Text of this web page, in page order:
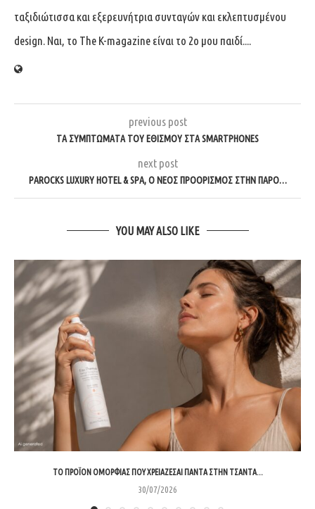
ταξιδιώτισσα και εξερευνήτρια συνταγών και εκλεπτυσμένου
design. Ναι, το The K-magazine είναι το 2ο μου παιδί....
previous post
ΤΑ ΣΥΜΠΤΏΜΑΤΑ ΤΟΥ ΕΘΙΣΜΟΎ ΣΤΑ SMARTPHONES
next post
PAROCKS LUXURY HOTEL & SPA, Ο ΝΈΟΣ ΠΡΟΟΡΙΣΜΌΣ ΣΤΗΝ ΠΆΡΟ…
YOU MAY ALSO LIKE
ΤΟ ΠΡΟΪΌΝ ΟΜΟΡΦΙΆΣ ΠΟΥ ΧΡΕΙΆΖΕΣΑΙ ΠΆΝΤΑ ΣΤΗΝ ΤΣΆΝΤΑ...
30/07/2026